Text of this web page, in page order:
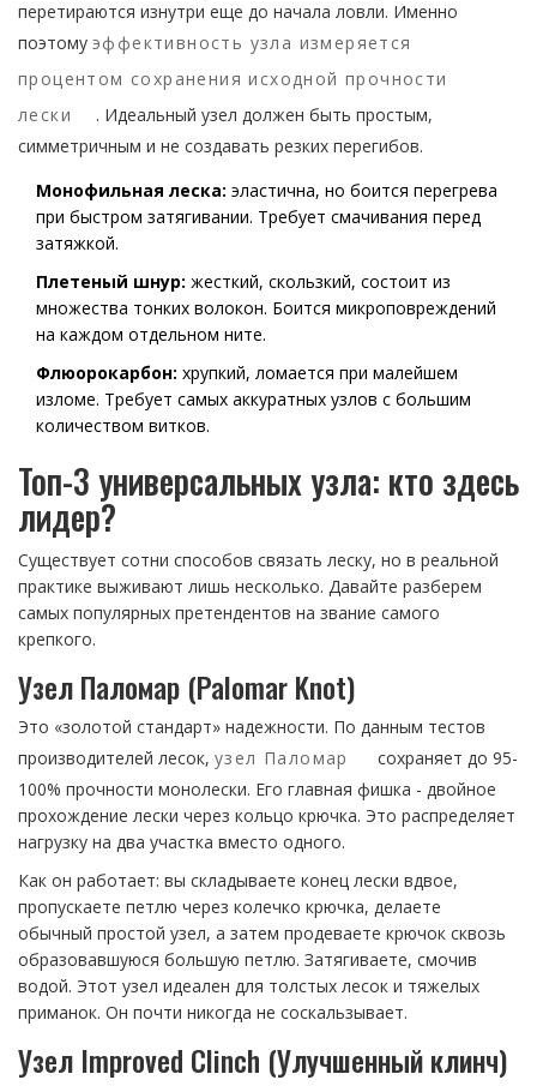
перетираются изнутри еще до начала ловли. Именно
поэтому эффективность узла измеряется
процентом сохранения исходной прочности
лески
. Идеальный узел должен быть простым,
симметричным и не создавать резких перегибов.
Монофильная леска: эластична, но боится перегрева
при быстром затягивании. Требует смачивания перед
затяжкой.
Плетеный шнур: жесткий, скользкий, состоит из
множества тонких волокон. Боится микроповреждений
на каждом отдельном ните.
Флюорокарбон: хрупкий, ломается при малейшем
изломе. Требует самых аккуратных узлов с большим
количеством витков.
Топ-3 универсальных узла: кто здесь
лидер?
Существует сотни способов связать леску, но в реальной
практике выживают лишь несколько. Давайте разберем
самых популярных претендентов на звание самого
крепкого.
Узел Паломар (Palomar Knot)
Это «золотой стандарт» надежности. По данным тестов
производителей лесок, узел Паломар
сохраняет до 95-
100% прочности монолески. Его главная фишка - двойное
прохождение лески через кольцо крючка. Это распределяет
нагрузку на два участка вместо одного.
Как он работает: вы складываете конец лески вдвое,
пропускаете петлю через колечко крючка, делаете
обычный простой узел, а затем продеваете крючок сквозь
образовавшуюся большую петлю. Затягиваете, смочив
водой. Этот узел идеален для толстых лесок и тяжелых
приманок. Он почти никогда не соскальзывает.
Узел Improved Clinch (Улучшенный клинч)